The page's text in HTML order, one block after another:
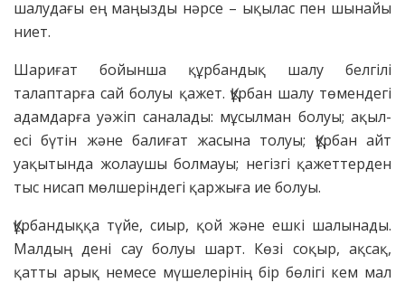
шалудағы ең маңызды нәрсе – ықылас пен шынайы
ниет.
Шариғат бойынша құрбандық шалу белгілі
талаптарға сай болуы қажет. Құрбан шалу төмендегі
адамдарға уәжіп саналады: мұсылман болуы; ақыл-
есі бүтін және балиғат жасына толуы; Құрбан айт
уақытында жолаушы болмауы; негізгі қажеттерден
тыс нисап мөлшеріндегі қаржыға ие болуы.
Құрбандыққа түйе, сиыр, қой және ешкі шалынады.
Малдың дені сау болуы шарт. Көзі соқыр, ақсақ,
қатты арық немесе мүшелерінің бір бөлігі кем мал